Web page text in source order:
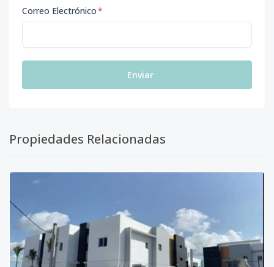
Correo Electrónico*
Enviar
Propiedades Relacionadas